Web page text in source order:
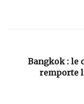
Bangkok : le
remporte